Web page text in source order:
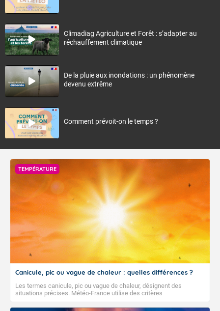
Climadiag Agriculture et Forêt : s’adapter au
réchauffement climatique
De la pluie aux inondations : un phénomène
devenu extrême
Comment prévoit-on le temps ?
TEMPÉRATURE
Canicule, pic ou vague de chaleur : quelles différences ?
Les termes canicule, pic ou vague de chaleur, désignent des
situations précises. Météo-France utilise des critères
climatologiques pour évaluer et qualifier les épisodes de chaleur qui
peuvent avoir des impacts sanitaires et socio-économiques